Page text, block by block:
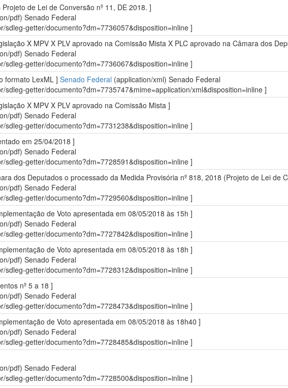
de Lei de Conversão nº 11, DE 2018. ]
pdf) Senado Federal
sdleg-getter/documento?dm=7736057&disposition=inline ]
X MPV X PLV aprovado na Comissão Mista X PLC aprovado na Câmara dos
pdf) Senado Federal
sdleg-getter/documento?dm=7736067&disposition=inline ]
formato LexML ] Senado Federal (application/xml) Senado Federal
sdleg-getter/documento?dm=7735747&mime=application/xml&disposition=inline ]
X MPV X PLV aprovado na Comissão Mista ]
pdf) Senado Federal
sdleg-getter/documento?dm=7731238&disposition=inline ]
em 25/04/2018 ]
pdf) Senado Federal
sdleg-getter/documento?dm=7728591&disposition=inline ]
dos Deputados o processado da Medida Provisória nº 818, 2018 (Projeto de Lei de
pdf) Senado Federal
sdleg-getter/documento?dm=7729560&disposition=inline ]
de Voto apresentada em 08/05/2018 às 15h ]
pdf) Senado Federal
sdleg-getter/documento?dm=7727842&disposition=inline ]
de Voto apresentada em 08/05/2018 às 18h ]
pdf) Senado Federal
sdleg-getter/documento?dm=7728312&disposition=inline ]
nº 5 a 18 ]
pdf) Senado Federal
sdleg-getter/documento?dm=7728473&disposition=inline ]
de Voto apresentada em 08/05/2018 às 18h40 ]
pdf) Senado Federal
sdleg-getter/documento?dm=7728485&disposition=inline ]
pdf) Senado Federal
sdleg-getter/documento?dm=7728500&disposition=inline ]